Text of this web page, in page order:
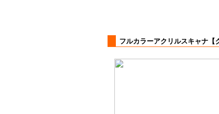
フルカラーアクリルスキャナ【